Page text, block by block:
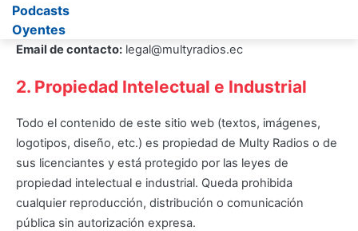
Podcasts
Oyentes
Dirección:
Email de contacto: legal@multyradios.ec
2. Propiedad Intelectual e Industrial
Todo el contenido de este sitio web (textos, imágenes,
logotipos, diseño, etc.) es propiedad de Multy Radios o de
sus licenciantes y está protegido por las leyes de
propiedad intelectual e industrial. Queda prohibida
cualquier reproducción, distribución o comunicación
pública sin autorización expresa.